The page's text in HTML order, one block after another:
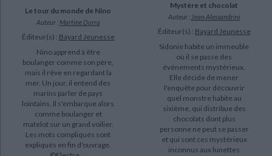
manquant (77)
Le tour du monde de Nino
Auteur : Martine Dorra
Éditeur(s) : Bayard Jeunesse
Nino apprend à être
boulanger comme son père,
mais il rêve en regardant la
mer. Un jour, il entend des
marins parler de pays
lointains. Il s'embarque alors
comme boulanger et
matelot sur un grand voilier.
Les mots compliqués sont
expliqués en fin d'ouvrage.
Mystère et chocolat
Auteur : Jean Alessandrini
Éditeur(s) : Bayard Jeunesse
Sidonie habite un immeuble
où il se passe des
événements mystérieux.
Elle décide de mener
l'enquête pour découvrir
quel monstre habite au
sixième, qui distribue des
chocolats dont plus
personne ne peut se passer
et qui sont ces mystérieux
inconnus aux lunettes